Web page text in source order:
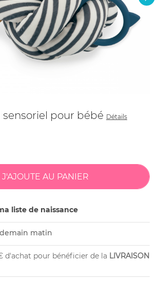
sensoriel pour bébé Détails
liste de naissance
demain matin
d'achat pour bénéficier de la LIVRAISON